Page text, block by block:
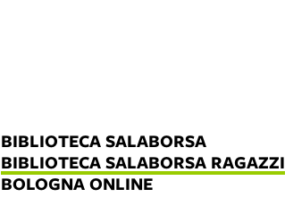
BIBLIOTECA SALABORSA
BIBLIOTECA SALABORSA RAGAZZI
BOLOGNA ONLINE